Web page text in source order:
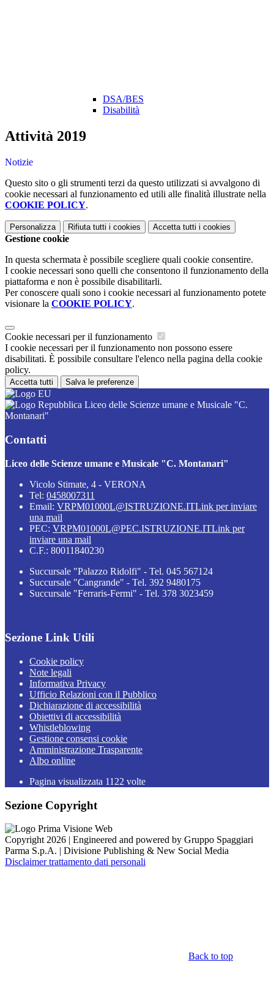
DSA/BES
Disabilità
Attività 2019
Notizie
Questo sito o gli strumenti terzi da questo utilizzati si avvalgono di
cookie necessari al funzionamento ed utili alle finalità illustrate nella
COOKIE POLICY.
Personalizza Rifiuta tutti i cookies Accetta tutti i cookies
Gestione cookie
In questa schermata è possibile scegliere quali cookie consentire.
I cookie necessari sono quelli che consentono il funzionamento della
piattaforma e non è possibile disabilitarli.
Per conoscere quali sono i cookie necessari al funzionamento potete
visionare la COOKIE POLICY.
Cookie necessari per il funzionamento
I cookie necessari per il funzionamento non possono essere
disabilitati. È possibile consultare l'elenco nella pagina della cookie
policy.
Accetta tutti Salva le preferenze
Liceo delle Scienze umane e Musicale "C.
Montanari"
Contatti
Liceo delle Scienze umane e Musicale "C. Montanari"
Vicolo Stimate, 4 - VERONA
Tel: 0458007311
Email: VRPM01000L@ISTRUZIONE.ITLink per inviare
una mail
PEC: VRPM01000L@PEC.ISTRUZIONE.ITLink per
inviare una mail
C.F.: 80011840230
Succursale "Palazzo Ridolfi" - Tel. 045 567124
Succursale "Cangrande" - Tel. 392 9480175
Succursale "Ferraris-Fermi" - Tel. 378 3023459
Sezione Link Utili
Cookie policy
Note legali
Informativa Privacy
Ufficio Relazioni con il Pubblico
Dichiarazione di accessibilità
Obiettivi di accessibilità
Whistleblowing
Gestione consensi cookie
Amministrazione Trasparente
Albo online
Pagina visualizzata 1122 volte
Sezione Copyright
Copyright 2026 | Engineered and powered by Gruppo Spaggiari
Parma S.p.A. | Divisione Publishing & New Social Media
Disclaimer trattamento dati personali
Back to top